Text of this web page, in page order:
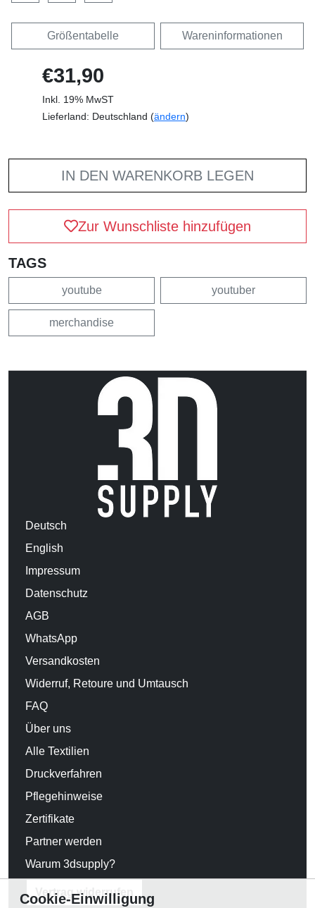
Größentabelle Wareninformationen
€31,90
Inkl. 19% MwST
Lieferland: Deutschland (ändern)
IN DEN WARENKORB LEGEN
Zur Wunschliste hinzufügen
TAGS
youtube youtuber
merchandise
Deutsch
English
Impressum
Datenschutz
AGB
WhatsApp
Versandkosten
Widerruf, Retoure und Umtausch
FAQ
Über uns
Alle Textilien
Druckverfahren
Pflegehinweise
Zertifikate
Partner werden
Warum 3dsupply?
Vertrag widerrufen
Cookie-Einwilligung